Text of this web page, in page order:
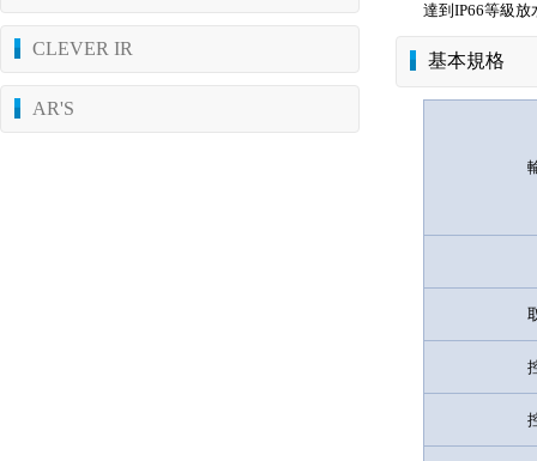
CLEVER IR
AR'S
達到IP66等級放
基本規格